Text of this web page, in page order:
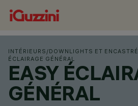
INTÉRIEURS /DOWNLIGHTS ET
ÉCLAIRAGE GÉNÉRAL
EASY
GÉNÉRAL